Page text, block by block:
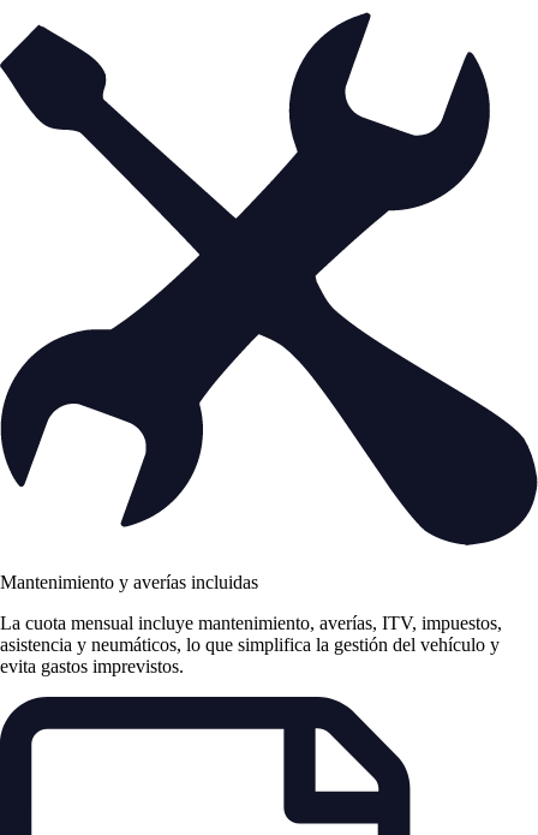
Mantenimiento y averías incluidas
La cuota mensual incluye mantenimiento, averías, ITV, impuestos,
asistencia y neumáticos, lo que simplifica la gestión del vehículo y
evita gastos imprevistos.